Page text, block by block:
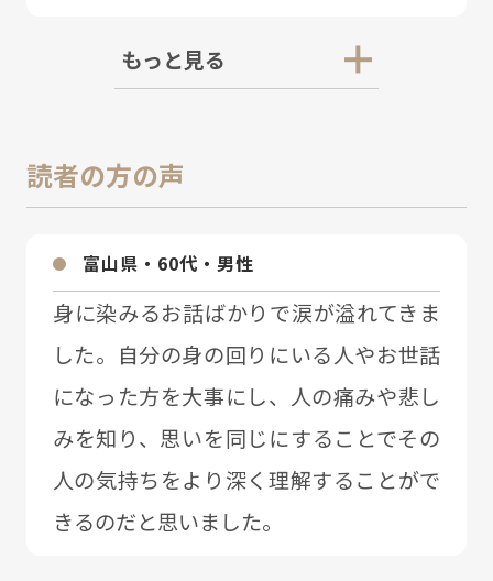
もっと見る
読者の方の声
富⼭県・60代・男性
⾝に染みるお話ばかりで涙が溢れてきま
した。⾃分の⾝の回りにいる⼈やお世話
になった⽅を⼤事にし、⼈の痛みや悲し
みを知り、思いを同じにすることでその
⼈の気持ちをより深く理解することがで
きるのだと思いました。